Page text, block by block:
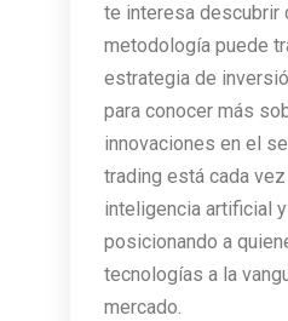
te interesa descubrir
metodología puede
estrategia de
para conocer más
innovaciones en el
trading está cada
inteligencia artificial
posicionando a
tecnologías a la
mercado.